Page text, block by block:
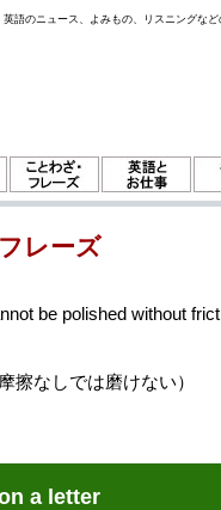
語のニュース、よみもの、リスニングな
レーズ
be polished without
擦なしでは磨けない）
a letter